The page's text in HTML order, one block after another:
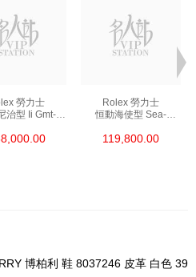
勞力士
治型 Ii Gmt-
玫瑰金/鋼
Rolex 勞力士
恒動海使型 Sea-
精鋼 單紅
119,800.00
博柏利 鞋 8037246 皮革 白色 39